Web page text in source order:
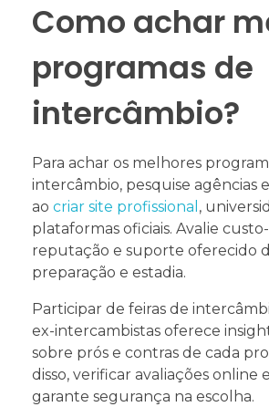
Como achar
programas de
intercâmbio?
Para achar os melhores
intercâmbio, pesquise agências
ao criar site profissional ,
plataformas oficiais. Avalie
reputação e suporte oferecido
preparação e estadia.
Participar de feiras de
ex-intercambistas oferece
sobre prós e contras de cada
disso, verificar avaliações online
garante segurança na escolha.